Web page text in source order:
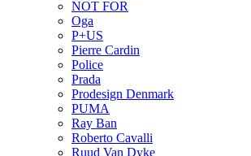
NOT FOR
Oga
P+US
Pierre Cardin
Police
Prada
Prodesign Denmark
PUMA
Ray Ban
Roberto Cavalli
Ruud Van Dyke